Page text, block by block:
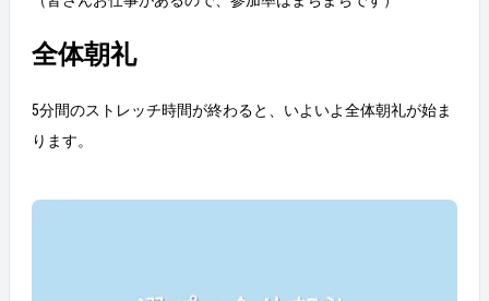
全体朝礼
5分間のストレッチ時間が終わると、いよいよ全体朝礼が始ま
ります。